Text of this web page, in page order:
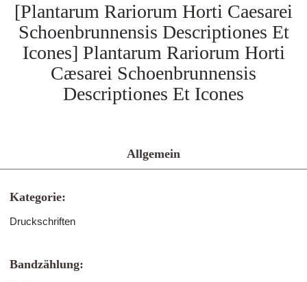
[Plantarum Rariorum Horti Caesarei
Schoenbrunnensis Descriptiones Et
Icones] Plantarum Rariorum Horti
Cæsarei Schoenbrunnensis
Descriptiones Et Icones
Allgemein
Kategorie:
Druckschriften
Bandzählung: